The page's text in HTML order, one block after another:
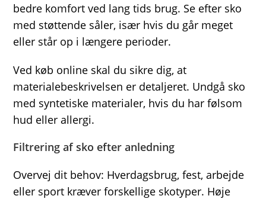
bedre komfort ved lang tids brug. Se efter sko
med støttende såler, især hvis du går meget
eller står op i længere perioder.
Ved køb online skal du sikre dig, at
materialebeskrivelsen er detaljeret. Undgå sko
med syntetiske materialer, hvis du har følsom
hud eller allergi.
Filtrering af sko efter anledning
Overvej dit behov: Hverdagsbrug, fest, arbejde
eller sport kræver forskellige skotyper. Høje